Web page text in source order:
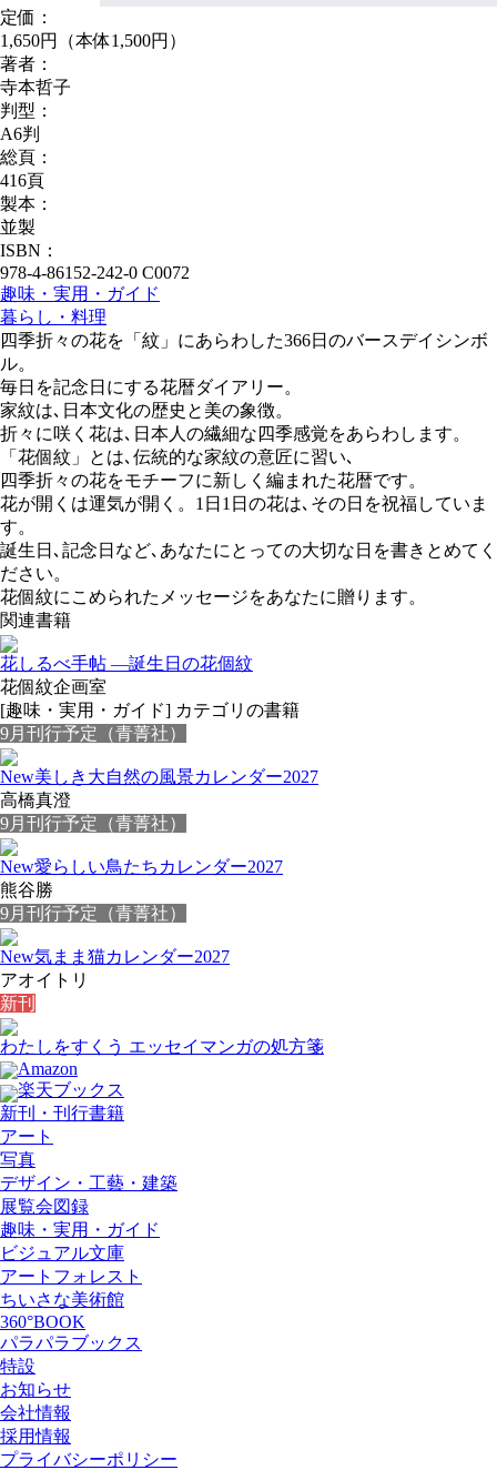
定価：
1,650円（本体1,500円）
著者：
寺本哲子
判型：
A6判
総頁：
416頁
製本：
並製
ISBN：
978-4-86152-242-0 C0072
趣味・実用・ガイド
暮らし・料理
四季折々の花を「紋」にあらわした366日のバースデイシンボ
ル。
毎日を記念日にする花暦ダイアリー。
家紋は､日本文化の歴史と美の象徴。
折々に咲く花は､日本人の繊細な四季感覚をあらわします。
「花個紋」とは､伝統的な家紋の意匠に習い､
四季折々の花をモチーフに新しく編まれた花暦です。
花が開くは運気が開く。1日1日の花は､その日を祝福していま
す。
誕生日､記念日など､あなたにとっての大切な日を書きとめてく
ださい。
花個紋にこめられたメッセージをあなたに贈ります。
関連書籍
花しるべ手帖 —誕生日の花個紋
花個紋企画室
[趣味・実用・ガイド] カテゴリの書籍
9月刊行予定（青菁社）
New美しき大自然の風景カレンダー2027
高橋真澄
9月刊行予定（青菁社）
New愛らしい鳥たちカレンダー2027
熊谷勝
9月刊行予定（青菁社）
New気まま猫カレンダー2027
アオイトリ
新刊
わたしをすくう エッセイマンガの処方箋
Amazon
楽天ブックス
新刊・刊行書籍
アート
写真
デザイン・工藝・建築
展覧会図録
趣味・実用・ガイド
ビジュアル文庫
アートフォレスト
ちいさな美術館
360°BOOK
パラパラブックス
特設
お知らせ
会社情報
採用情報
プライバシーポリシー